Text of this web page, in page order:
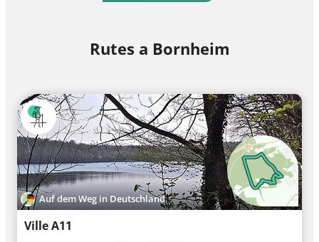
Rutes a Bornheim
Auf dem Weg in Deutschland
Ville A11